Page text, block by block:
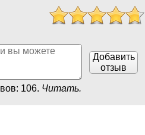
Добавить
отзыв
106. Читать.